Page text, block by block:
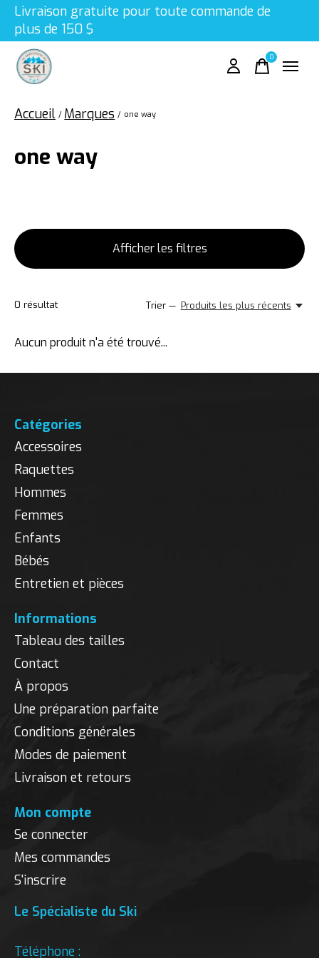
Livraison gratuite pour toute commande de
plus de 150 $
0items
Accueil / Marques / one way
one way
Afficher les filtres
0 résultat Trier — Produits les plus récents
Aucun produit n'a été trouvé...
Catégories
Accessoires
Raquettes
Hommes
Femmes
Enfants
Bébés
Entretien et pièces
Informations
Tableau des tailles
Contact
À propos
Une préparation parfaite
Conditions générales
Modes de paiement
Livraison et retours
Mon compte
Se connecter
Mes commandes
S'inscrire
Le Spécialiste du Ski
Téléphone :